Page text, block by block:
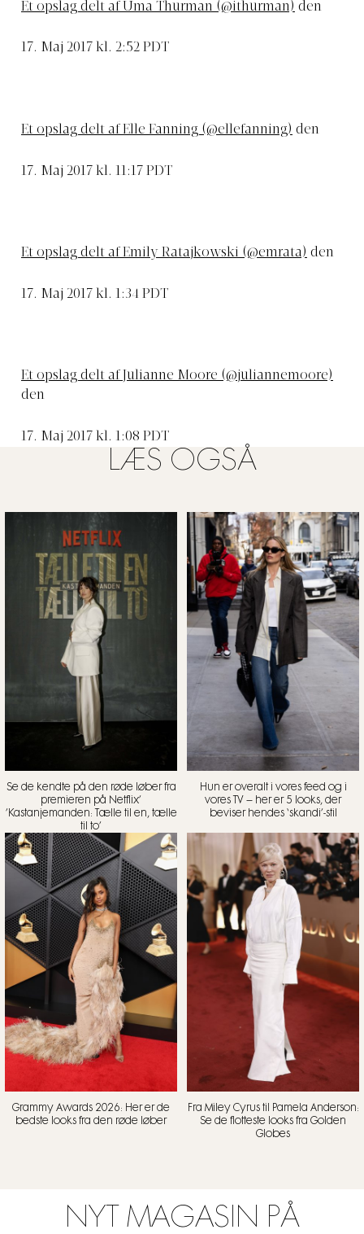
Et opslag delt af Uma Thurman (@ithurman) den
17. Maj 2017 kl. 2:52 PDT
Et opslag delt af Elle Fanning (@ellefanning) den
17. Maj 2017 kl. 11:17 PDT
Et opslag delt af Emily Ratajkowski (@emrata) den
17. Maj 2017 kl. 1:34 PDT
Et opslag delt af Julianne Moore (@juliannemoore)
den
17. Maj 2017 kl. 1:08 PDT
LÆS OGSÅ
Se de kendte på den røde løber fra
premieren på Netflix’
’Kastanjemanden: Tælle til en, tælle
til to’
Hun er overalt i vores feed og i
vores TV – her er 5 looks, der
beviser hendes ‘skandi’-stil
Grammy Awards 2026: Her er de
bedste looks fra den røde løber
Fra Miley Cyrus til Pamela Anderson:
Se de flotteste looks fra Golden
Globes
NYT MAGASIN PÅ